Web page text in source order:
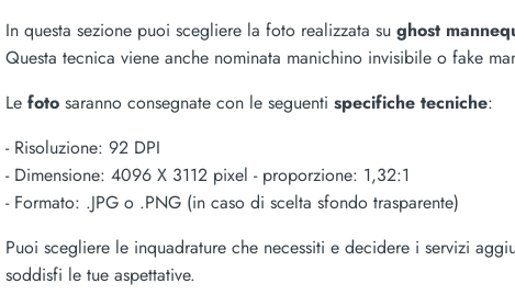
In questa sezione puoi scegliere la foto realizzata su ghost
Questa tecnica viene anche nominata manichino invisibile o fake
Le foto saranno consegnate con le seguenti specifiche tecniche:
- Risoluzione: 92 DPI
- Dimensione: 4096 X 3112 pixel - proporzione: 1,32:1
- Formato: .JPG o .PNG (in caso di scelta sfondo trasparente)
Puoi scegliere le inquadrature che necessiti e decidere i servizi
soddisfi le tue aspettative.